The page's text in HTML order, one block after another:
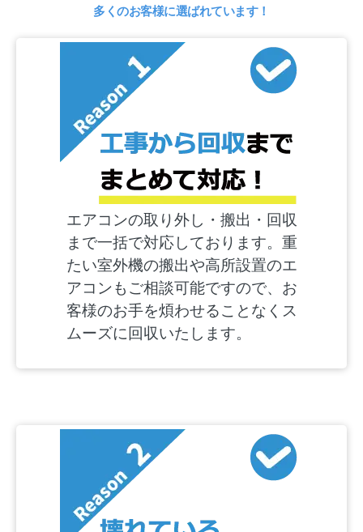
多くのお客様に選ばれています！
エアコンの取り外し・搬出・回収
まで一括で対応しております。重
たい室外機の搬出や高所設置のエ
アコンもご相談可能ですので、お
客様のお手を煩わせることなくス
ムーズに回収いたします。